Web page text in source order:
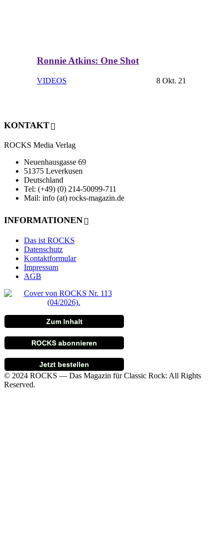
Ronnie Atkins: One Shot
VIDEOS 8 Okt. 21
KONTAKT
ROCKS Media Verlag
Neuenhausgasse 69
51375 Leverkusen
Deutschland
Tel: (+49) (0) 214-50099-711
Mail: info (at) rocks-magazin.de
INFORMATIONEN
Das ist ROCKS
Datenschutz
Kontaktformular
Impressum
AGB
Zum Inhalt
ROCKS abonnieren
Jetzt bestellen
© 2024 ROCKS — Das Magazin für Classic Rock: All Rights
Reserved.